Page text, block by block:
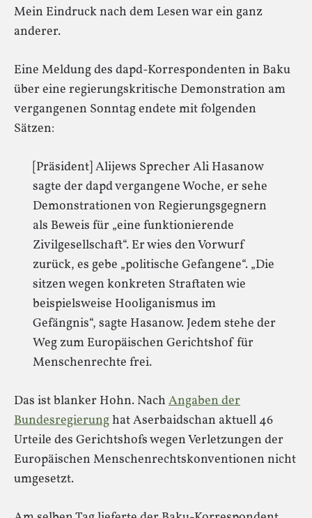
Mein Eindruck nach dem Lesen war ein ganz
anderer.
Eine Meldung des dapd-Korrespondenten in Baku
über eine regierungskritische Demonstration am
vergangenen Sonntag endete mit folgenden
Sätzen:
[Präsident] Alijews Sprecher Ali Hasanow
sagte der dapd vergangene Woche, er sehe
Demonstrationen von Regierungsgegnern
als Beweis für „eine funktionierende
Zivilgesellschaft“. Er wies den Vorwurf
zurück, es gebe „politische Gefangene“. „Die
sitzen wegen konkreten Straftaten wie
beispielsweise Hooliganismus im
Gefängnis“, sagte Hasanow. Jedem stehe der
Weg zum Europäischen Gerichtshof für
Menschenrechte frei.
Das ist blanker Hohn. Nach Angaben der
Bundesregierunghat Aserbaidschan aktuell 46
Urteile des Gerichtshofs wegen Verletzungen der
Europäischen Menschenrechtskonventionen nicht
umgesetzt.